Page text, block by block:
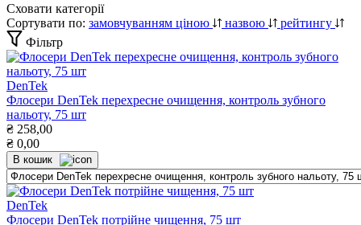
Сховати категорії
Сортувати по: замовчуванням ціною назвою
рейтингу
Фільтр
DenTek
Флосери DenTek перехресне очищення, контроль зубного
нальоту, 75 шт
₴ 258,00
₴ 0,00
В кошик
DenTek
Флосери DenTek потрійне чищення, 75 шт